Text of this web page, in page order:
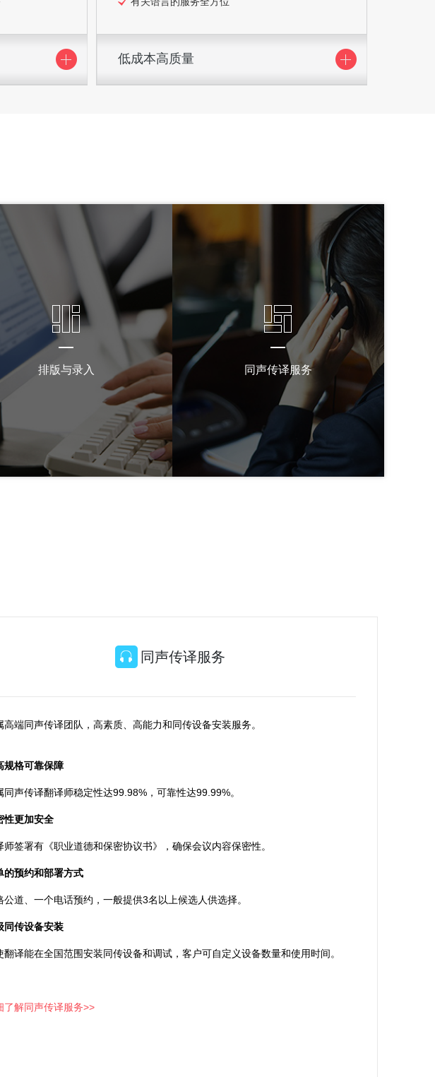
低成本高质量
排版与录入 同声传译服务
同声传译服务
高端同声传译团队，高素质、高能力和同传设备安装服务。
规格可靠保障
同声传译翻译师稳定性达99.98%，可靠性达99.99%。
性更加安全
师签署有《职业道德和保密协议书》，确保会议内容保密性。
的预约和部署方式
公道、一个电话预约，一般提供3名以上候选人供选择。
同传设备安装
翻译能在全国范围安装同传设备和调试，客户可自定义设备数量和使用时间。
了解同声传译服务>>